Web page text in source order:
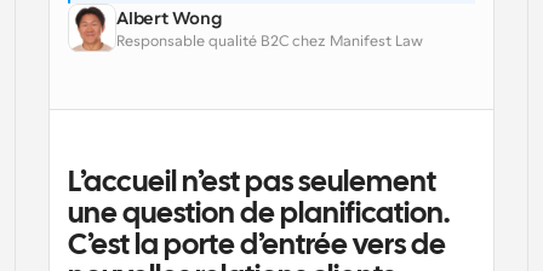
L’accueil n’est pas seulement
une question de planification.
C’est la porte d’entrée vers de
Albert Wong
Responsable qualité B2C chez Manifest Law